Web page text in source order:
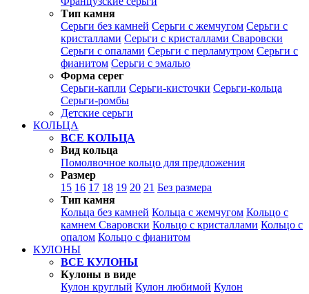
Тип камня
Серьги без камней Серьги с жемчугом Серьги с
кристаллами Серьги с кристаллами Сваровски
Серьги с опалами Серьги с перламутром Серьги с
фианитом Серьги с эмалью
Форма серег
Серьги-капли Серьги-кисточки Серьги-кольца
Серьги-ромбы
Детские серьги
КОЛЬЦА
ВСЕ КОЛЬЦА
Вид кольца
Помолвочное кольцо для предложения
Размер
15 16 17 18 19 20 21 Без размера
Тип камня
Кольца без камней Кольца с жемчугом Кольцо с
камнем Сваровски Кольцо с кристаллами Кольцо с
опалом Кольцо с фианитом
КУЛОНЫ
ВСЕ КУЛОНЫ
Кулоны в виде
Кулон круглый Кулон любимой Кулон